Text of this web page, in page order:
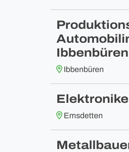
Ibbenbüren
Emsdetten